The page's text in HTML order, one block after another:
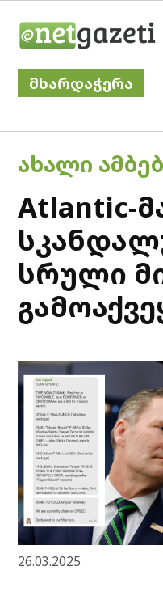
მხარდაჭერა
POSTED
ᲐᲮᲐᲚᲘ
Atlantic-
სრული
26.03.2025